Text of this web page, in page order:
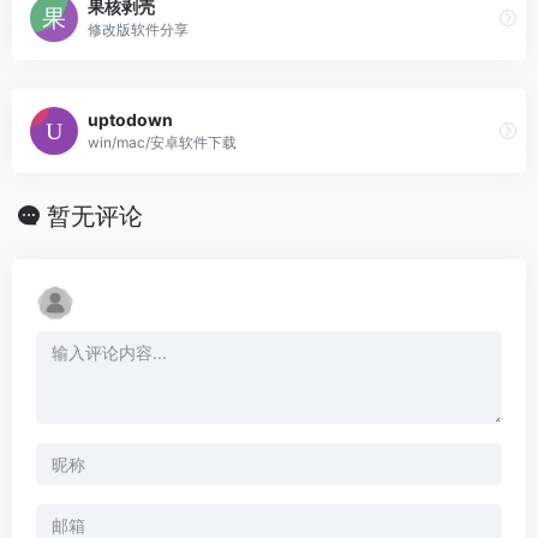
果核剥壳
修改版软件分享
uptodown
win/mac/安卓软件下载
暂无评论